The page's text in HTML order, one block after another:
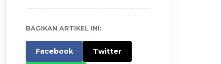
BAGIKAN ARTIKEL INI:
Facebook Twitter